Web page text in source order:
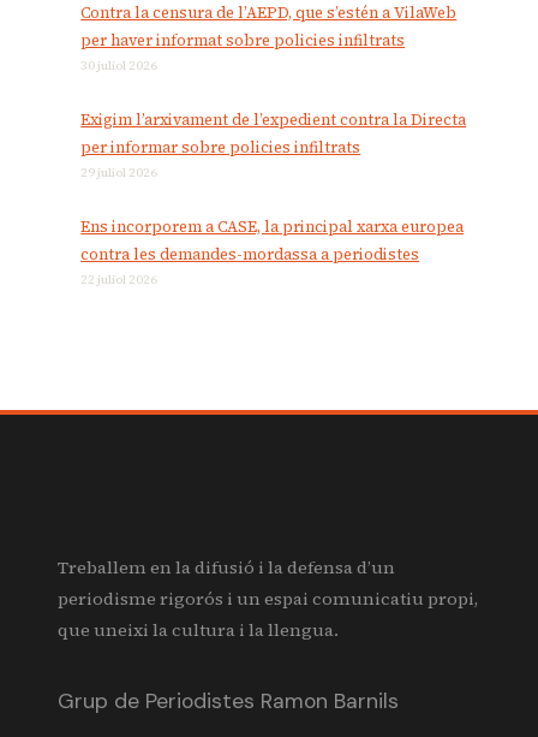
Contra la censura de l’AEPD, que s’estén a VilaWeb
per haver informat sobre policies infiltrats
30 juliol 2026
Exigim l’arxivament de l’expedient contra la Directa
per informar sobre policies infiltrats
29 juliol 2026
Ens incorporem a CASE, la principal xarxa europea
contra les demandes-mordassa a periodistes
22 juliol 2026
Treballem en la difusió i la defensa d’un
periodisme rigorós i un espai comunicatiu propi,
que uneixi la cultura i la llengua.
Grup de Periodistes Ramon Barnils